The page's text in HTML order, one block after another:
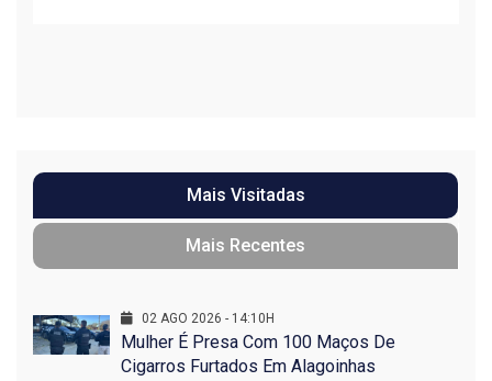
Mais Visitadas
Mais Recentes
02 AGO 2026 - 14:10H
Mulher É Presa Com 100 Maços De
Cigarros Furtados Em Alagoinhas